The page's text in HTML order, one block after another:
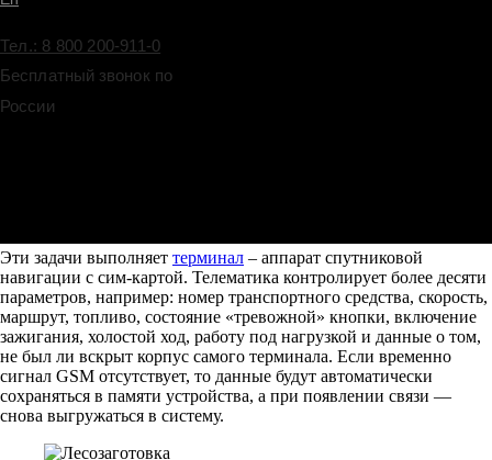
Тел.: 8 800 200-911-0
Бесплатный звонок по
России
Эти задачи выполняет терминал – аппарат спутниковой
навигации с сим-картой. Телематика контролирует более десяти
параметров, например: номер транспортного средства, скорость,
маршрут, топливо, состояние «тревожной» кнопки, включение
зажигания, холостой ход, работу под нагрузкой и данные о том,
не был ли вскрыт корпус самого терминала. Если временно
сигнал GSM отсутствует, то данные будут автоматически
сохраняться в памяти устройства, а при появлении связи —
снова выгружаться в систему.